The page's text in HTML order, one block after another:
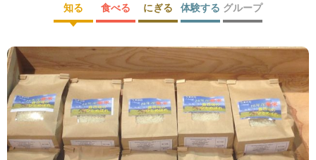
知る 食べる にぎる 体験する グループ